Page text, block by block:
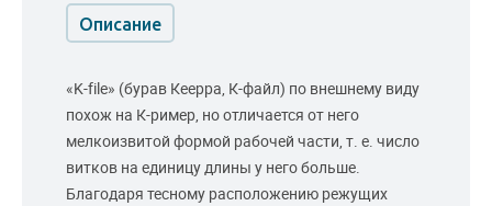
Описание
«K-file» (бурав Кеерра, К-файл) по внешнему виду
похож на К-ример, но отличается от него
мелкоизвитой формой рабочей части, т. е. число
витков на единицу длины у него больше.
Благодаря тесному расположению режущих